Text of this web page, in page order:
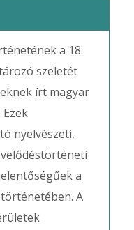
a 18.
szeletét
írt magyar
nyelvészeti,
a
A